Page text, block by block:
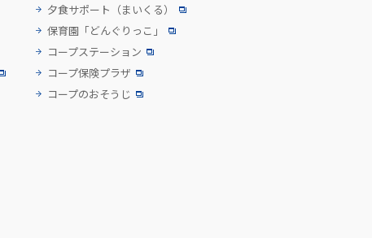
夕食サポート （まいくる）
保育園「どんぐりっこ」
コープステーション
コープ保険プラザ
コープのおそうじ